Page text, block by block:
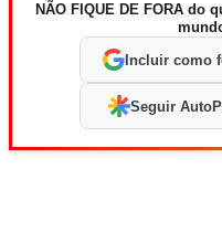
NÃO FIQUE DE FORA do
Incluir como
Seguir